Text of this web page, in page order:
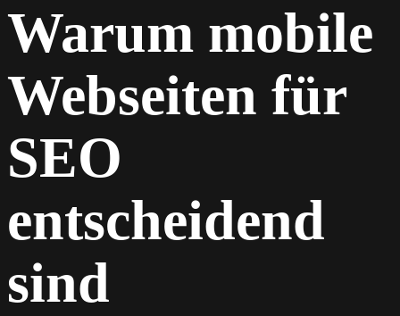
Warum mobile
Webseiten für
SEO
entscheidend
sind